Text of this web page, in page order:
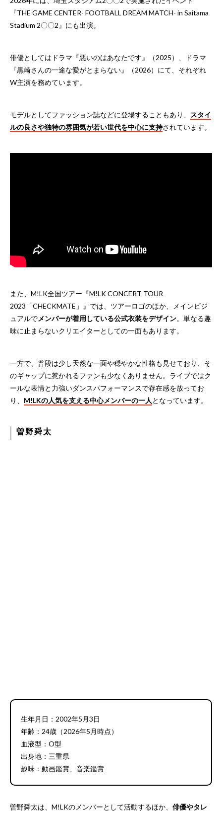
『THE GAME CENTER- FOOTBALL DREAM MATCH- in Saitama
Stadium 2〇〇2』にも出演。
俳優としてはドラマ『悪いのはあなたです』（2025）、ドラマ
『黒崎さんの一途な愛がとまらない』（2026）にて、それぞれ
W主演を務めています。
モデルとしてファッション誌などに登場することもあり、
スタイ
ルの良さや独特の雰囲気が若い世代を中心に支持されています。
また、M!LK全国ツアー『M!LK CONCERT TOUR
2023「CHECKMATE」』では、ツアーロゴのほか、メインビジ
ュアルでメンバーが着用している公式衣装をデザイン。単なる趣
味に止まらないクリエイターとしての一面もあります。
一方で、普段は少し天然な一面や穏やかな性格も見せており、そ
のギャップに惹かれるファンも少なくありません。ライブではク
ールな表情と力強いダンスパフォーマンスで存在感を放ってお
り、 M!LKの人気を支える中心メンバーの一人 となっています。
曽野舜太
生年月日：2002年5月3日
年齢：24歳（2026年5月時点）
血液型：O型
出身地：三重県
趣味：動画鑑賞、音楽鑑賞
曽野舜太は、M!LKのメンバーとして活動するほか、 俳優やタレ